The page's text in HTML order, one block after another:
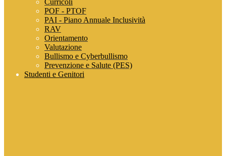
Curricoli
POF - PTOF
PAI - Piano Annuale Inclusività
RAV
Orientamento
Valutazione
Bullismo e Cyberbullismo
Prevenzione e Salute (PES)
Studenti e Genitori